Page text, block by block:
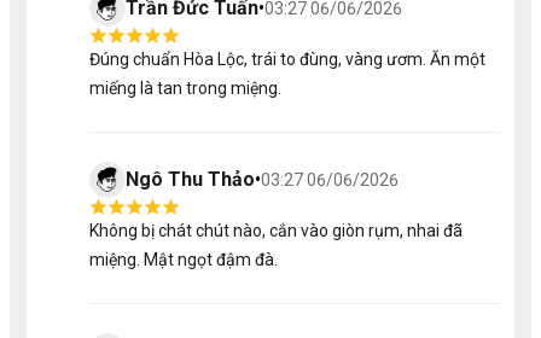
Thiệp chúc mừng theo yêu cầu
Phối màu & hoa theo từng dịp hoặc giới tính
Chính sách bảo hành 24h
Giao hàng nhanh & đúng giờ
Nhận làm số lượng lớn
Trần Đức Tuấn•03:27 06/06/2026
Đúng chuẩn Hòa Lộc, trái to đùng, vàng ươm. Ăn một
miếng là tan trong miệng.
Ngô Thu Thảo•03:27 06/06/2026
Không bị chát chút nào, cắn vào giòn rụm, nhai đã
miệng. Mật ngọt đậm đà.